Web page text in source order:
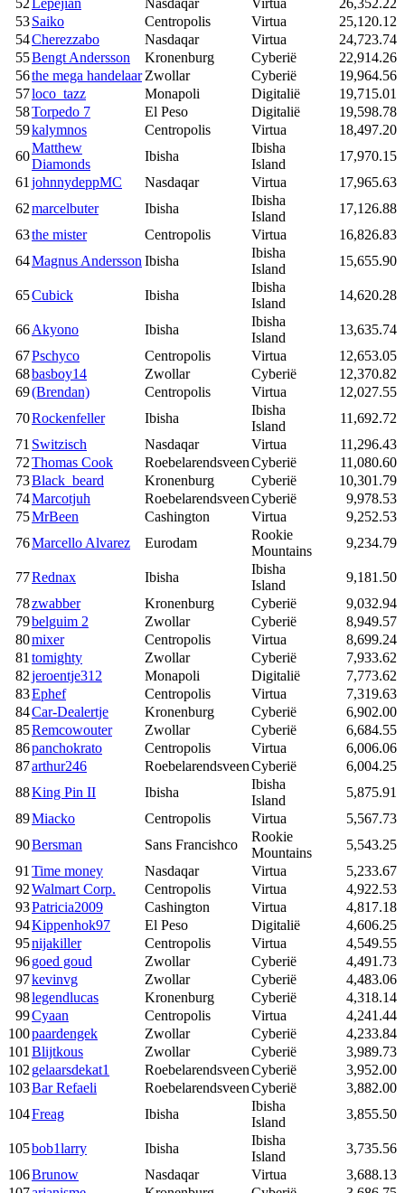
52Lepejian Nasdaqar Virtua
26,352.22
53Saiko Centropolis Virtua
25,120.12
54Cherezzabo Nasdaqar Virtua
24,723.74
55Bengt Andersson Kronenburg Cyberië
22,914.26
56the mega handelaarZwollar Cyberië
19,964.56
57loco_tazz Monapoli Digitalië
19,715.01
58Torpedo 7 El Peso Digitalië
19,598.78
59kalymnos Centropolis Virtua
18,497.20
60
Matthew
Diamonds
Ibisha
Ibisha
Island
17,970.15
61johnnydeppMC Nasdaqar Virtua
17,965.63
62marcelbuter Ibisha
Ibisha
Island
17,126.88
63the mister Centropolis Virtua
16,826.83
64Magnus AnderssonIbisha
Ibisha
Island
15,655.90
65Cubick Ibisha
Ibisha
Island
14,620.28
66Akyono Ibisha
Ibisha
Island
13,635.74
67Pschyco Centropolis Virtua
12,653.05
68basboy14 Zwollar Cyberië
12,370.82
69(Brendan) Centropolis Virtua
12,027.55
70Rockenfeller Ibisha
Ibisha
Island
11,692.72
71 Switzisch Nasdaqar Virtua
11,296.43
72Thomas Cook RoebelarendsveenCyberië
11,080.60
73Black_beard Kronenburg Cyberië
10,301.79
74Marcotjuh RoebelarendsveenCyberië
9,978.53
75MrBeen Cashington Virtua
9,252.53
76Marcello Alvarez Eurodam
Rookie
Mountains
9,234.79
77Rednax Ibisha
Ibisha
Island
9,181.50
78zwabber Kronenburg Cyberië
9,032.94
79belguim 2 Zwollar Cyberië
8,949.57
80mixer Centropolis Virtua
8,699.24
81tomighty Zwollar Cyberië
7,933.62
82jeroentje312 Monapoli Digitalië
7,773.62
83Ephef Centropolis Virtua
7,319.63
84Car-Dealertje Kronenburg Cyberië
6,902.00
85Remcowouter Zwollar Cyberië
6,684.55
86panchokrato Centropolis Virtua
6,006.06
87arthur246 RoebelarendsveenCyberië
6,004.25
88King Pin II Ibisha
Ibisha
Island
5,875.91
89Miacko Centropolis Virtua
5,567.73
90Bersman Sans Francishco
Rookie
Mountains
5,543.25
91Time money Nasdaqar Virtua
5,233.67
92Walmart Corp. Centropolis Virtua
4,922.53
93Patricia2009 Cashington Virtua
4,817.18
94Kippenhok97 El Peso Digitalië
4,606.25
95nijakiller Centropolis Virtua
4,549.55
96goed goud Zwollar Cyberië
4,491.73
97kevinvg Zwollar Cyberië
4,483.06
98legendlucas Kronenburg Cyberië
4,318.14
99Cyaan Centropolis Virtua
4,241.44
100paardengek Zwollar Cyberië
4,233.84
101Blijtkous Zwollar Cyberië
3,989.73
102gelaarsdekat1 RoebelarendsveenCyberië
3,952.00
103Bar Refaeli RoebelarendsveenCyberië
3,882.00
104Freag Ibisha
Ibisha
Island
3,855.50
105bob1larry Ibisha
Ibisha
Island
3,735.56
106Brunow Nasdaqar Virtua
3,688.13